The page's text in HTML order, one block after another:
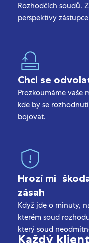
Každý
Rozhodčích soudů.
perspektivy
Chci se
Prozkoumáme vaše
kde by se
bojovat.
Hrozí mi
zásah
Když jde o minuty,
kterém soud
který soud